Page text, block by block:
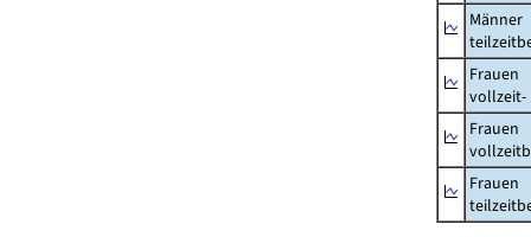
Männer
Frauen
vollzeit-
Frauen
Frauen